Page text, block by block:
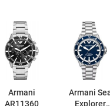
Armani
AR11360
Armani
Explorer